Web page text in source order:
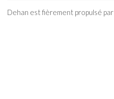
Dehan est fièrement propulsé par